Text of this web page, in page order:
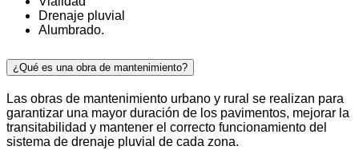
Drenaje pluvial
Alumbrado.
¿Qué es una obra de mantenimiento?
Las obras de mantenimiento urbano y rural se realizan para
garantizar una mayor duración de los pavimentos, mejorar la
transitabilidad y mantener el correcto funcionamiento del
sistema de drenaje pluvial de cada zona.